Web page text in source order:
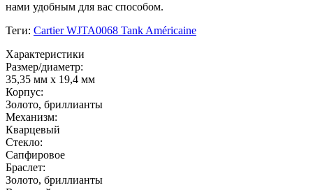
нами удобным для вас способом.
Теги: Cartier WJTA0068 Tank Américaine
Характеристики
Размер/диаметр:
35,35 мм x 19,4 мм
Корпус:
Золото, бриллианты
Механизм:
Кварцевый
Стекло:
Сапфировое
Браслет:
Золото, бриллианты